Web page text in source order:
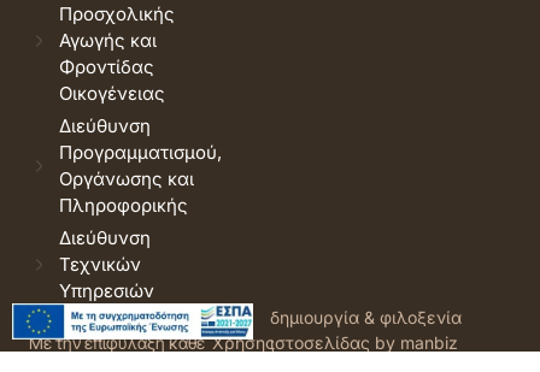
Προσχολικής
Αγωγής και
Φροντίδας
Οικογένειας
Διεύθυνση
Προγραμματισμού,
Οργάνωσης και
Πληροφορικής
Διεύθυνση
Τεχνικών
Υπηρεσιών
© 2026 Δήμος Δράμας.
Με την επιφύλαξη κάθε
Όροι
Χρήσης
δημιουργία & φιλοξενία
ιστοσελίδας by manbiz